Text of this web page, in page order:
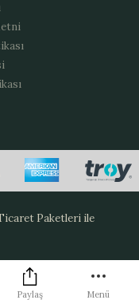
Paylaş Menü
Paketleri ile